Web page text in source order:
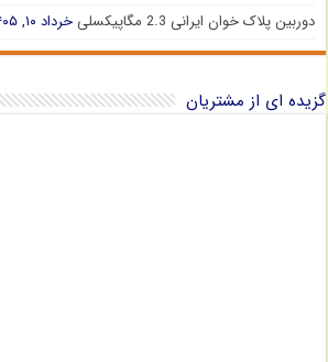
دوربین پلاک خوان ایرانی 2.3 مگاپیکسلی
خرداد ۱۰, ۱۴۰۵
گزیده ای از مشتریان